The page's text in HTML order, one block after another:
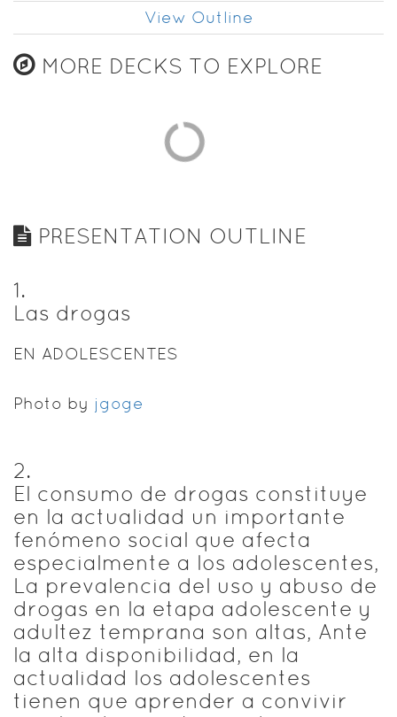
View Outline
MORE DECKS TO EXPLORE
PRESENTATION OUTLINE
1.
Las drogas
EN ADOLESCENTES
Photo by jgoge
2.
El consumo de drogas constituye
en la actualidad un importante
fenómeno social que afecta
especialmente a los adolescentes,
La prevalencia del uso y abuso de
drogas en la etapa adolescente y
adultez temprana son altas, Ante
la alta disponibilidad, en la
actualidad los adolescentes
tienen que aprender a convivir